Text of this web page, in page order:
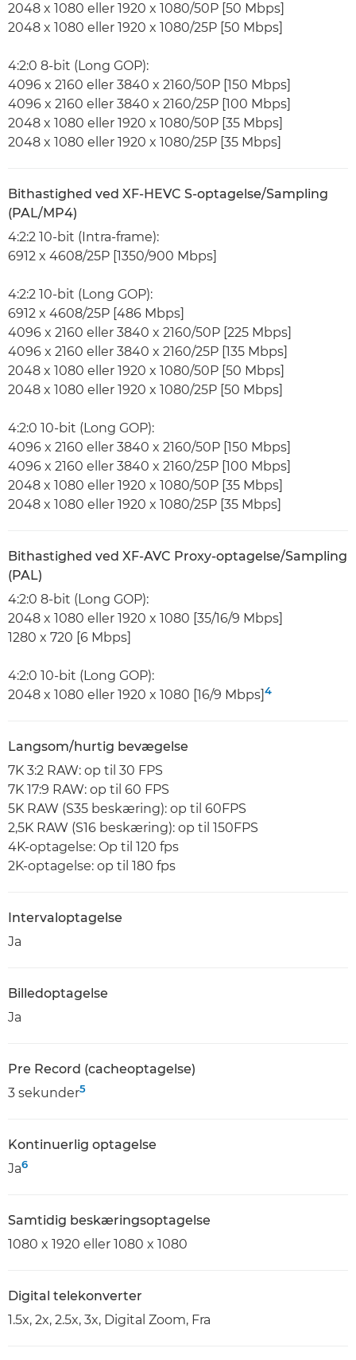
2048 x 1080 eller 1920 x 1080/50P [50 Mbps]
2048 x 1080 eller 1920 x 1080/25P [50 Mbps]
4:2:0 8-bit (Long GOP):
4096 x 2160 eller 3840 x 2160/50P [150 Mbps]
4096 x 2160 eller 3840 x 2160/25P [100 Mbps]
2048 x 1080 eller 1920 x 1080/50P [35 Mbps]
2048 x 1080 eller 1920 x 1080/25P [35 Mbps]
Bithastighed ved XF-HEVC S-optagelse/Sampling
(PAL/MP4)
4:2:2 10-bit (Intra-frame):
6912 x 4608/25P [1350/900 Mbps]
4:2:2 10-bit (Long GOP):
6912 x 4608/25P [486 Mbps]
4096 x 2160 eller 3840 x 2160/50P [225 Mbps]
4096 x 2160 eller 3840 x 2160/25P [135 Mbps]
2048 x 1080 eller 1920 x 1080/50P [50 Mbps]
2048 x 1080 eller 1920 x 1080/25P [50 Mbps]
4:2:0 10-bit (Long GOP):
4096 x 2160 eller 3840 x 2160/50P [150 Mbps]
4096 x 2160 eller 3840 x 2160/25P [100 Mbps]
2048 x 1080 eller 1920 x 1080/50P [35 Mbps]
2048 x 1080 eller 1920 x 1080/25P [35 Mbps]
Bithastighed ved XF-AVC Proxy-optagelse/Sampling
(PAL)
4:2:0 8-bit (Long GOP):
2048 x 1080 eller 1920 x 1080 [35/16/9 Mbps]
1280 x 720 [6 Mbps]
4:2:0 10-bit (Long GOP):
2048 x 1080 eller 1920 x 1080 [16/9 Mbps]4
Langsom/hurtig bevægelse
7K 3:2 RAW: op til 30 FPS
7K 17:9 RAW: op til 60 FPS
5K RAW (S35 beskæring): op til 60FPS
2,5K RAW (S16 beskæring): op til 150FPS
4K-optagelse: Op til 120 fps
2K-optagelse: op til 180 fps
Intervaloptagelse
Ja
Billedoptagelse
Ja
Pre Record (cacheoptagelse)
3 sekunder5
Kontinuerlig optagelse
Ja6
Samtidig beskæringsoptagelse
1080 x 1920 eller 1080 x 1080
Digital telekonverter
1.5x, 2x, 2.5x, 3x, Digital Zoom, Fra